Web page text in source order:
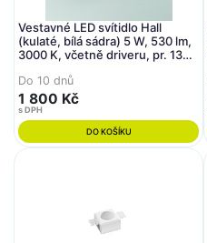
Vestavné LED svítidlo Hall
(kulaté, bílá sádra) 5 W, 530 lm,
3000 K, včetně driveru, pr. 130
Do 10 dnů
1 800 Kč
s DPH
DO KOŠÍKU